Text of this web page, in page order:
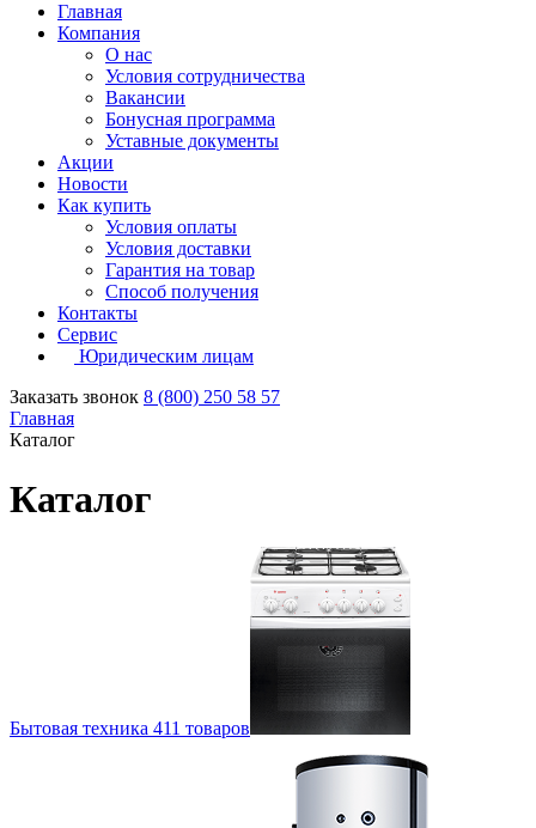
Главная
Компания
О нас
Условия сотрудничества
Вакансии
Бонусная программа
Уставные документы
Акции
Новости
Как купить
Условия оплаты
Условия доставки
Гарантия на товар
Способ получения
Контакты
Сервис
Юридическим лицам
Заказать звонок 8 (800) 250 58 57
Главная
Каталог
Каталог
Бытовая техника 411 товаров